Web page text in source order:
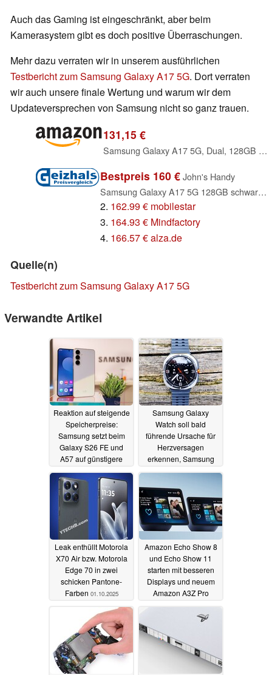
Auch das Gaming ist eingeschränkt, aber beim
Kamerasystem gibt es doch positive Überraschungen.
Mehr dazu verraten wir in unserem ausführlichen
Testbericht zum Samsung Galaxy A17 5G. Dort verraten
wir auch unsere finale Wertung und warum wir dem
Updateversprechen von Samsung nicht so ganz trauen.
131,15 €
Samsung Galaxy A17 5G, Dual, 128GB 4GB Ram, Black
Bestpreis 160 € John's Handy
Samsung Galaxy A17 5G 128GB schwarz (SM-A176BZKA)
2. 162.99 € mobilestar
3. 164.93 € Mindfactory
4. 166.57 € alza.de
Quelle(n)
Testbericht zum Samsung Galaxy A17 5G
Verwandte Artikel
Reaktion auf steigende
Speicherpreise:
Samsung setzt beim
Galaxy S26 FE und
A57 auf günstigere
Displays aus China
16.03.2026
Samsung Galaxy
Watch soll bald
führende Ursache für
Herzversagen
erkennen, Samsung
entwickelt tragbares
Leak enthüllt Motorola
X70 Air bzw. Motorola
Edge 70 in zwei
schicken Pantone-
Farben 01.10.2025
Amazon Echo Show 8
und Echo Show 11
starten mit besseren
Displays und neuem
Amazon A3Z Pro
Prozessor30.09.2025